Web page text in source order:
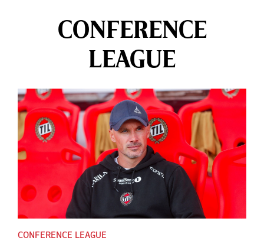
CONFERENCE
LEAGUE
CONFERENCE LEAGUE